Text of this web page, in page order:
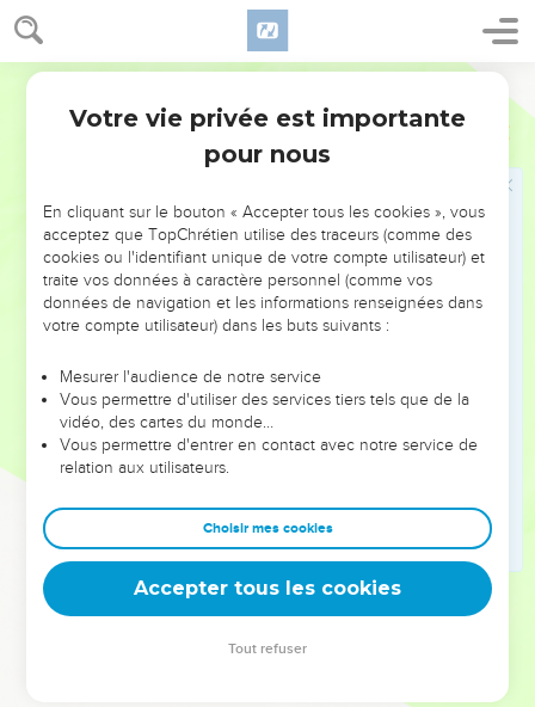
Marc 2
vieux, et la déchirure devient pire.
22 Et personne ne met du vin nouveau dans de vieilles
outres, sinon les outres éclatent, le vin coule et les outres
outres neuves. »
Un jour de sabbat, Jésus traversait des champs de blé.
Tout en marchant, ses disciples se mirent à arracher des
épis.
Les pharisiens lui dirent : « Regarde ! Pourquoi font-ils ce
Jésus leur répondit : « N'avez-vous jamais lu ce qu’a fait
David, lorsqu'il a été dans le besoin et qu'il a eu faim, lui et
ses compagnons ?
26
prêtre Abiathar, a mangé les pains consacrés qu'il n'est
permis qu'aux prêtres de manger et en a même donné à ses
compagnons ! »
Puis il leur dit : « Le sabbat a été fait pour l'homme, et non
Votre vie privée est importante
pour nous
En cliquant sur le bouton « Accepter tous les cookies », vous
acceptez que TopChrétien utilise des traceurs (comme des
cookies ou l'identifiant unique de votre compte utilisateur) et
traite vos données à caractère personnel (comme vos
données de navigation et les informations renseignées dans
votre compte utilisateur) dans les buts suivants :
Mesurer l'audience de notre service
Vous permettre d'utiliser des services tiers tels que de la
vidéo, des cartes du monde…
Vous permettre d'entrer en contact avec notre service de
relation aux utilisateurs.
Choisir mes cookies
Accepter tous les cookies
Tout refuser